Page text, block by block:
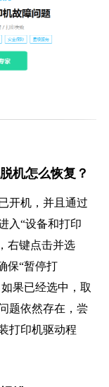
机怎么恢复？
开机，并且通过
入“设备和打印
右键点击并选
保“暂停打
果已经选中，取
题依然存在，尝
打印机驱动程